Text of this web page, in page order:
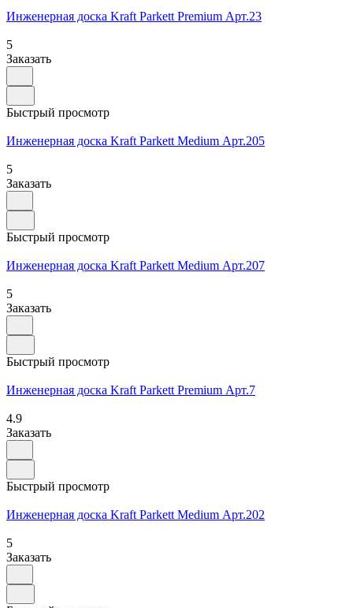
Инженерная доска Kraft Parkett Premium Арт.23
5
Заказать
Быстрый просмотр
Инженерная доска Kraft Parkett Medium Арт.205
5
Заказать
Быстрый просмотр
Инженерная доска Kraft Parkett Medium Арт.207
5
Заказать
Быстрый просмотр
Инженерная доска Kraft Parkett Premium Арт.7
4.9
Заказать
Быстрый просмотр
Инженерная доска Kraft Parkett Medium Арт.202
5
Заказать